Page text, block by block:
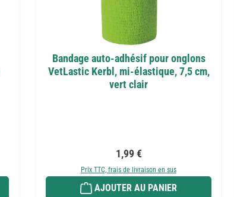
Bandage auto-adhésif pour onglons
VetLastic Kerbl, mi-élastique, 7,5 cm,
vert clair
Prix régulier :
1,99 €
Prix TTC, frais de livraison en sus
AJOUTER AU PANIER